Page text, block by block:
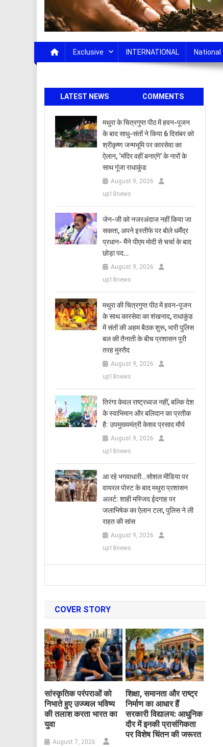
Exclusive INTERNATIONAL National
LATEST NEWS COMMENTS
मथुरा के चित्रगुप्त पीठ में हवन-पूजन
के बाद साधु-संतों ने किया 6 दिसंबर को
श्रीकृष्ण जन्मभूमि पर कारसेवा का
ऐलान, ‘मंदिर वहीं बनाएंगे’ के नारों के
साथ गूंजा राधाकुंड
August 9, 2026
up18news
जेन-जी को नजरअंदाज नहीं किया जा
सकता, अपने इस्तीफे पर बोले धर्मेंद्र
प्रधान- मैंने पीएम मोदी से चर्चा के बाद
छोड़ा पद…
August 9, 2026
up18news
मथुरा की चित्रगुप्त पीठ में हवन-पूजन
के साथ कारसेवा का शंखनाद, राधाकुंड
में संतों की अहम बैठक शुरू, भारी पुलिस
बल की तैनाती के बीच प्रशासन पूरी
तरह मुस्तैद
August 9, 2026
up18news
तिरंगा केवल राष्ट्रध्वज नहीं, बल्कि देश
के स्वाभिमान और बलिदान का प्रतीक
है: उपमुख्यमंत्री केशव प्रसाद मौर्य
August 9, 2026
up18news
आ रहे भगवाधारी…सोशल मीडिया पर
वायरल पोस्ट के बाद मथुरा प्रशासन
अलर्ट: शाही मस्जिद ईदगाह पर
जलाभिषेक का ऐलान टला, पुलिस ने ली
राहत की सांस
August 9, 2026
up18news
COVER STORY
सांस्कृतिक परंपराओं को
निभाते हुए उज्ज्वल भविष्य
की तलाश करता भारत का
युवा
August 7, 2026
शिक्षा, समानता और राष्ट्र
निर्माण का आधार हैं
सरकारी विद्यालय: आधुनिक
दौर में इनकी प्रासंगिकता
पर विशेष चिंतन की जरूरत